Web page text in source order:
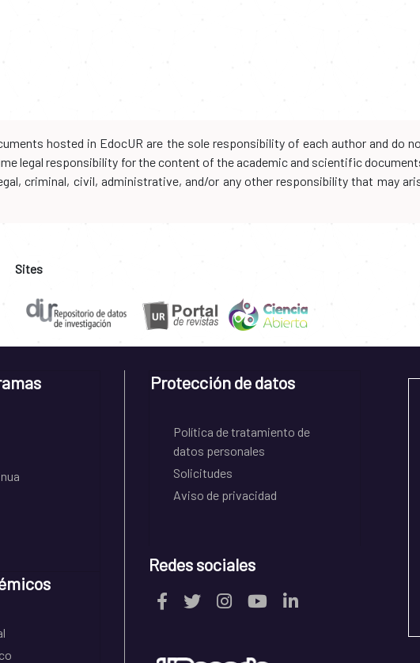
hosted in EdocUR are the sole responsibility of each author and do
legal responsibility for the content of the academic and scientific
criminal, civil, administrative, and/or any other responsibility that may
Sites
Protección de datos
Política de tratamiento de
datos personales
Solicitudes
Aviso de privacidad
Redes sociales